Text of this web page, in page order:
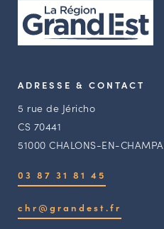
ADRESSE & CONTACT
5 rue de Jéricho
CS 70441
51000 CHALONS-EN-
03 87 31 81 45
chr@grandest.fr